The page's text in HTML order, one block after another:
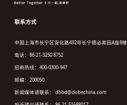
联系方式
中国上海市长宁区安化路492号长宁德必易园A座8楼
电话：86-21-3250 8752
招商热线：400-0300-947
邮编：200050
新闻媒体请联系： dbbd@dobechina.com